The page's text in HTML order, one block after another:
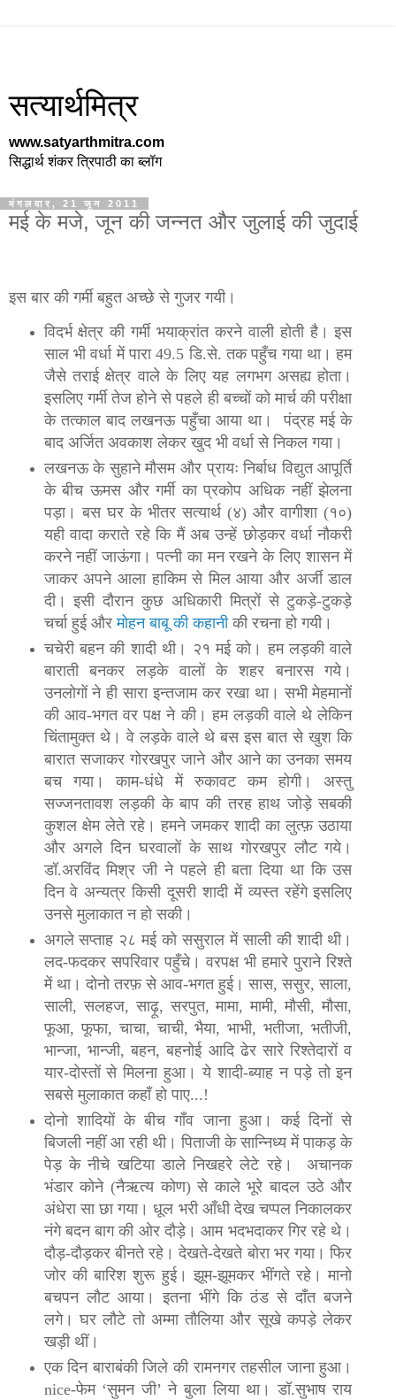
सत्यार्थमित्र
www.satyarthmitra.com
सिद्धार्थ शंकर त्रिपाठी का ब्लॉग
मंगलवार, 21 जून 2011
मई के मजे, जून की जन्नत और जुलाई की जुदाई
इस बार की गर्मी बहुत अच्छे से गुजर गयी।
विदर्भ क्षेत्र की गर्मी भयाक्रांत करने वाली होती है। इस
साल भी वर्धा में पारा 49.5 डि.से. तक पहुँच गया था। हम
जैसे तराई क्षेत्र वाले के लिए यह लगभग असह्य होता।
इसलिए गर्मी तेज होने से पहले ही बच्चों को मार्च की परीक्षा
के तत्काल बाद लखनऊ पहुँचा आया था। पंद्रह मई के
बाद अर्जित अवकाश लेकर खुद भी वर्धा से निकल गया।
लखनऊ के सुहाने मौसम और प्रायः निर्बाध विद्युत आपूर्ति
के बीच ऊमस और गर्मी का प्रकोप अधिक नहीं झेलना
पड़ा। बस घर के भीतर सत्यार्थ (४) और वागीशा (१०)
यही वादा कराते रहे कि मैं अब उन्हें छोड़कर वर्धा नौकरी
करने नहीं जाऊंगा। पत्नी का मन रखने के लिए शासन में
जाकर अपने आला हाकिम से मिल आया और अर्जी डाल
दी। इसी दौरान कुछ अधिकारी मित्रों से टुकड़े-टुकड़े
चर्चा हुई औरमोहन बाबू की कहानीकी रचना हो गयी।
चचेरी बहन की शादी थी। २१ मई को। हम लड़की वाले
बाराती बनकर लड़के वालों के शहर बनारस गये।
उनलोगों ने ही सारा इन्तजाम कर रखा था। सभी मेहमानों
की आव-भगत वर पक्ष ने की। हम लड़की वाले थे लेकिन
चिंतामुक्त थे। वे लड़के वाले थे बस इस बात से खुश कि
बारात सजाकर गोरखपुर जाने और आने का उनका समय
बच गया। काम-धंधे में रुकावट कम होगी। अस्तु
सज्जनतावश लड़की के बाप की तरह हाथ जोड़े सबकी
कुशल क्षेम लेते रहे। हमने जमकर शादी का लुत्फ़ उठाया
और अगले दिन घरवालों के साथ गोरखपुर लौट गये।
डॉ.अरविंद मिश्र जी ने पहले ही बता दिया था कि उस
दिन वे अन्यत्र किसी दूसरी शादी में व्यस्त रहेंगे इसलिए
उनसे मुलाकात न हो सकी।
अगले सप्ताह २८ मई को ससुराल में साली की शादी थी।
लद-फदकर सपरिवार पहुँचे। वरपक्ष भी हमारे पुराने रिश्ते
में था। दोनो तरफ़ से आव-भगत हुई। सास, ससुर, साला,
साली, सलहज, साढ़ू, सरपुत, मामा, मामी, मौसी, मौसा,
फूआ, फूफा, चाचा, चाची, भैया, भाभी, भतीजा, भतीजी,
भान्जा, भान्जी, बहन, बहनोई आदि ढेर सारे रिश्तेदारों व
यार-दोस्तों से मिलना हुआ। ये शादी-ब्याह न पड़े तो इन
सबसे मुलाकात कहाँ हो पाए...!
दोनो शादियों के बीच गाँव जाना हुआ। कई दिनों से
बिजली नहीं आ रही थी। पिताजी के सान्निध्य में पाकड़ के
पेड़ के नीचे खटिया डाले निखहरे लेटे रहे। अचानक
भंडार कोने (नैऋत्य कोण) से काले भूरे बादल उठे और
अंधेरा सा छा गया। धूल भरी आँधी देख चप्पल निकालकर
नंगे बदन बाग की ओर दौड़े। आम भदभदाकर गिर रहे थे।
दौड़-दौड़कर बीनते रहे। देखते-देखते बोरा भर गया। फिर
जोर की बारिश शुरू हुई। झूम-झूमकर भींगते रहे। मानो
बचपन लौट आया। इतना भींगे कि ठंड से दाँत बजने
लगे। घर लौटे तो अम्मा तौलिया और सूखे कपड़े लेकर
खड़ी थीं।
एक दिन बाराबंकी जिले की रामनगर तहसील जाना हुआ।
nice-फेम ‘सुमन जी’ ने बुला लिया था। डॉ.सुभाष राय